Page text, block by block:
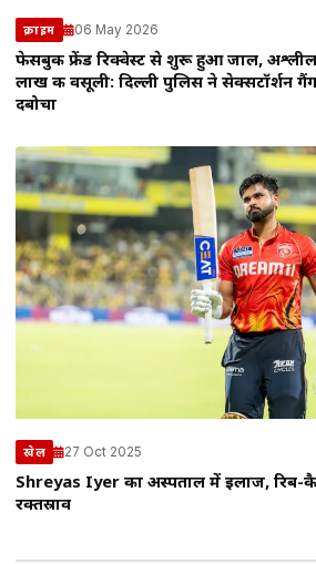
क्राइम 06 May 2026
फेसबुक फ्रेंड रिक्वेस्ट से शुरू हुआ जाल, अश्लील
लाख की वसूली: दिल्ली पुलिस ने सेक्सटॉर्शन
दबोचा
खेल 27 Oct 2025
Shreyas Iyer का अस्पताल में इलाज,
रक्तस्राव